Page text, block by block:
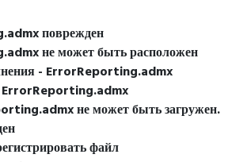
поврежден
не может быть расположен
- ErrorReporting.admx
не может быть загружен.
файл